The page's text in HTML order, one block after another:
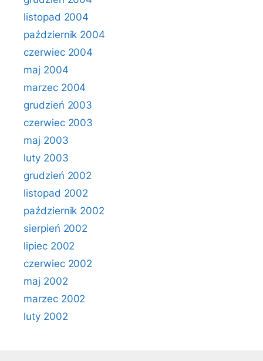
listopad 2004
październik 2004
czerwiec 2004
maj 2004
marzec 2004
grudzień 2003
czerwiec 2003
maj 2003
luty 2003
grudzień 2002
listopad 2002
październik 2002
sierpień 2002
lipiec 2002
czerwiec 2002
maj 2002
marzec 2002
luty 2002